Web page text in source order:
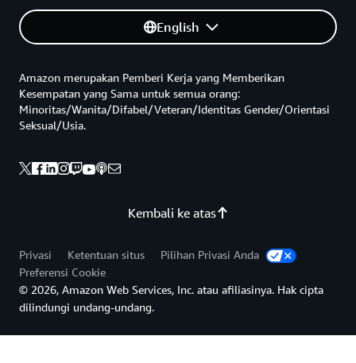
English
Kembali ke atas
Amazon merupakan Pemberi Kerja yang Memberikan
Kesempatan yang Sama untuk semua orang:
Minoritas/Wanita/Difabel/Veteran/Identitas Gender/Orientasi
Seksual/Usia.
Privasi Ketentuan situs
Pilihan Privasi Anda
Preferensi Cookie
© 2026, Amazon Web Services, Inc. atau afiliasinya. Hak cipta
dilindungi undang-undang.